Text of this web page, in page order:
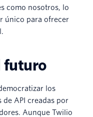
como nosotros, lo
único para ofrecer
futuro
los
de API creadas por
Aunque Twilio